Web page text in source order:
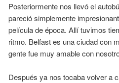
Posteriormente nos llevó el
pareció simplemente
película de época. Allí tuvimos
ritmo. Belfast es una ciudad con
gente fue muy amable con
Después ya nos tocaba volver a